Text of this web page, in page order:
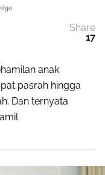
Share
17
anak
pasrah hingga
Dan ternyata